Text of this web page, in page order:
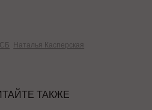
Наталья Касперская
ТАКЖЕ